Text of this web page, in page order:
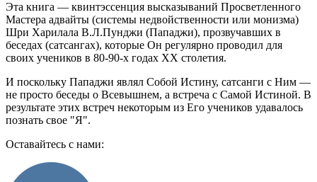
Эта книга — квинтэссенция высказываний Просветленного
Мастера адвайты (системы недвойственности или монизма)
Шри Харилала В.Л.Пунджи (Пападжи), прозвучавших в
беседах (сатсангах), которые Он регулярно проводил для
своих учеников в 80-90-х годах XX столетия.
И поскольку Пападжи являл Собой Истину, сатсанги с Ним —
не просто беседы о Всевышнем, а встреча с Самой Истиной. В
результате этих встреч некоторым из Его учеников удавалось
познать свое "Я".
Оставайтесь с нами: